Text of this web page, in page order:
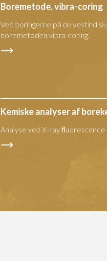
Boremetode, vibra-coring
Ved boringerne på de
boremetoden vibra-coring.
Kemiske analyser af
Analyse ved X-ray